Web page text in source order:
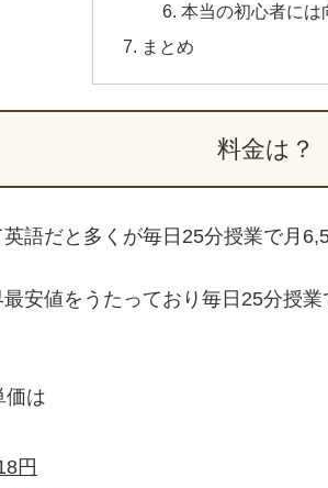
本当の初心者には
まとめ
料金は？
語だと多くが毎日25分授業で月
安値をうたっており毎日25分授
価は
円